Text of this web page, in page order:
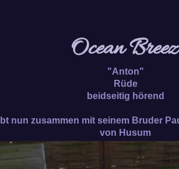
Ocean
"Anton"
Rüde
beidseitig hörend
nun zusammen mit seinem Bruder
von Husum